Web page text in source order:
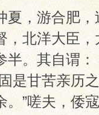
夏，游合肥
，北洋大臣
半。其自谓
是甘苦亲历
。”嗟夫，倭